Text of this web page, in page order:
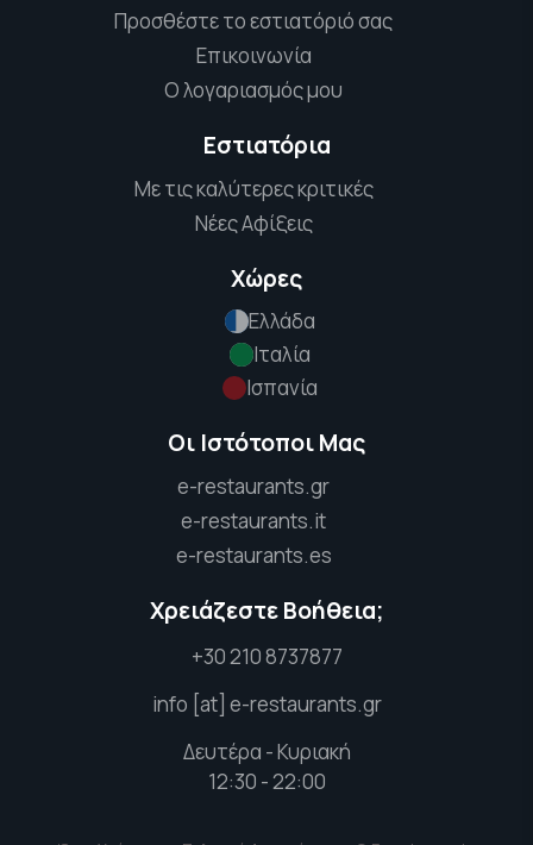
Προσθέστε το εστιατόριό σας
Επικοινωνία
Ο λογαριασμός μου
Εστιατόρια
Με τις καλύτερες κριτικές
Νέες Αφίξεις
Χώρες
Ελλάδα
Ιταλία
Ισπανία
Οι Ιστότοποι Μας
e-restaurants.gr
e-restaurants.it
e-restaurants.es
Χρειάζεστε Βοήθεια;
+30 210 8737877
info [at] e-restaurants.gr
Δευτέρα - Κυριακή
12:30 - 22:00